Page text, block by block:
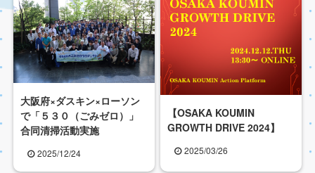
大阪府×ダスキン×ローソン
で「５３０（ごみゼロ）」
合同清掃活動実施
2025/12/24
【OSAKA KOUMIN
GROWTH DRIVE 2024】
2025/03/26